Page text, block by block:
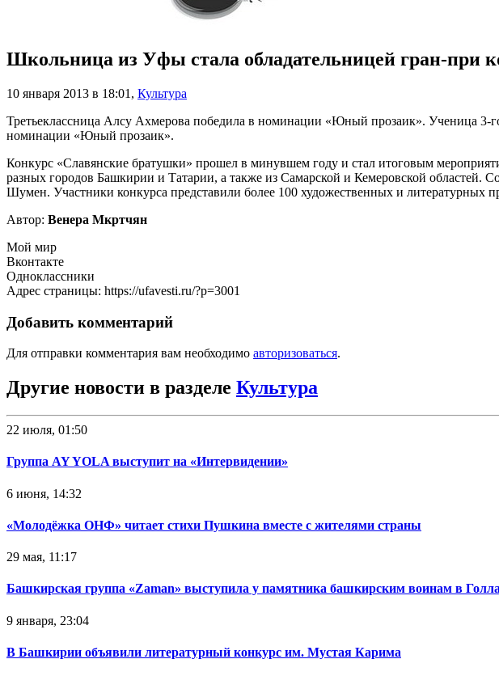
Школьница из Уфы стала обладательницей гран-при
10 января 2013 в 18:01 , Культура
Третьеклассница Алсу Ахмерова победила в номинации «Юный прозаик». Ученица 3-
номинации «Юный прозаик».
Конкурс «Славянские братушки» прошел в минувшем году и стал итоговым
разных городов Башкирии и Татарии, а также из Самарской и Кемеровской областей.
Шумен. Участники конкурса представили более 100 художественных и литературных
Автор: Венера Мкртчян
Мой мир
Вконтакте
Одноклассники
Адрес страницы: https://ufavesti.ru/?p=3001
Добавить комментарий
Для отправки комментария вам необходимо авторизоваться.
Другие новости в разделе Культура
22 июля, 01:50
Группа AY YOLA выступит на «Интервидении»
6 июня, 14:32
«Молодёжка ОНФ» читает стихи Пушкина вместе с жителями страны
29 мая, 11:17
Башкирская группа «Zaman» выступила у памятника башкирским воинам в
9 января, 23:04
В Башкирии объявили литературный конкурс им. Мустая Карима